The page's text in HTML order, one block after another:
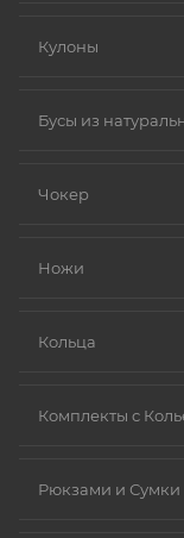
Кулоны
Бусы из
Чокер
Ножи
Кольца
Комплекты с
Рюкзами и Сумки